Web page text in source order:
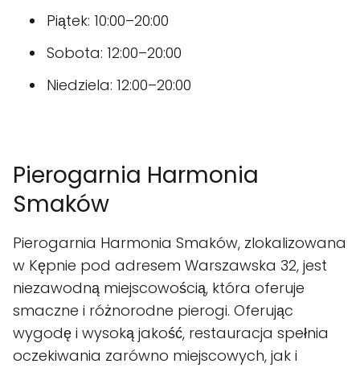
Piątek: 10:00–20:00
Sobota: 12:00–20:00
Niedziela: 12:00–20:00
Pierogarnia Harmonia
Smaków
Pierogarnia Harmonia Smaków, zlokalizowana
w Kępnie pod adresem Warszawska 32, jest
niezawodną miejscowością, która oferuje
smaczne i różnorodne pierogi. Oferując
wygodę i wysoką jakość, restauracja spełnia
oczekiwania zarówno miejscowych, jak i